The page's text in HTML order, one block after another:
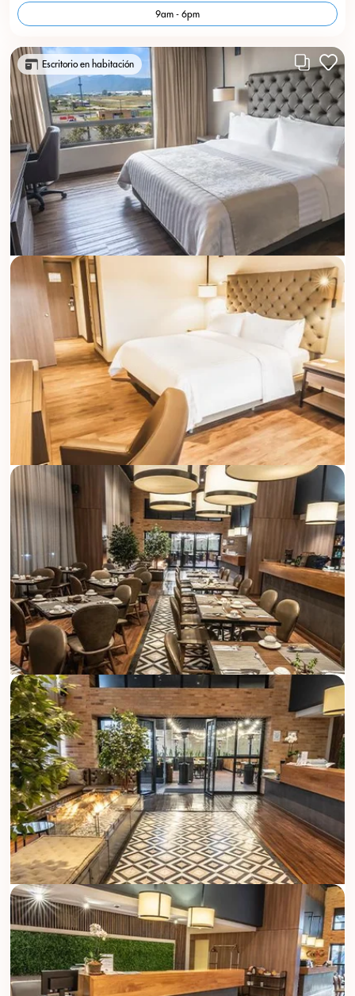
9am - 6pm
Escritorio en habitación